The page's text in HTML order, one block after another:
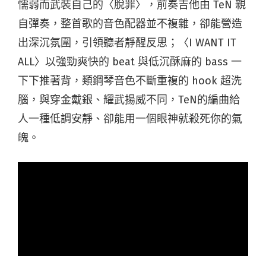
懦弱而武裝自己的〈脫罪〉，前奏吉他由 TeN 親
自彈奏，整首歌的音色配器並不複雜，卻能營造
出深沉氛圍，引領聽者靜醒反思；〈I WANT IT
ALL〉以強勁爽快的 beat 與低沉酥麻的 bass 一
下下推著背，類鋼琴音色不斷重複的 hook 超洗
腦，與穿金戴銀、耀武揚威不同，TeN的編曲給
人一種低調安靜、卻能用一個眼神就殺死你的氣
魄。